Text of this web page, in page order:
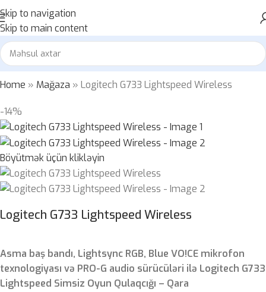
Skip to navigation
Skip to main content
Home » Mağaza » Logitech G733 Lightspeed Wireless
-14%
Böyütmək üçün klikləyin
Logitech G733 Lightspeed Wireless
Asma baş bandı, Lightsync RGB, Blue VO!CE mikrofon
texnologiyası və PRO-G audio sürücüləri ilə Logitech G733
Lightspeed Simsiz Oyun Qulaqcığı – Qara